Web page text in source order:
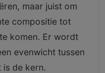
maar juist om
compositie tot
komen. Er wordt
evenwicht tussen
is de kern.